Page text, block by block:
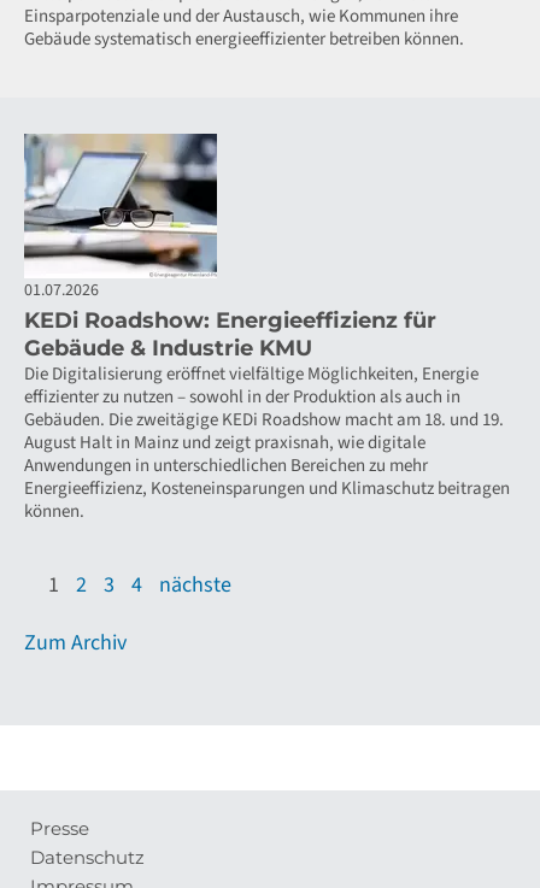
Einsparpotenziale und der Austausch, wie Kommunen ihre
Gebäude systematisch energieeffizienter betreiben können.
01.07.2026
KEDi Roadshow: Energieeffizienz für
Gebäude & Industrie KMU
Die Digitalisierung eröffnet vielfältige Möglichkeiten, Energie
effizienter zu nutzen – sowohl in der Produktion als auch in
Gebäuden. Die zweitägige KEDi Roadshow macht am 18. und 19.
August Halt in Mainz und zeigt praxisnah, wie digitale
Anwendungen in unterschiedlichen Bereichen zu mehr
Energieeffizienz, Kosteneinsparungen und Klimaschutz beitragen
können.
1 2 3 4 nächste
Zum Archiv
Meta-
Presse
Datenschutz